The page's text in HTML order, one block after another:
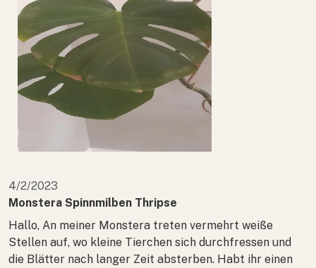
4/2/2023
Monstera Spinnmilben Thripse
Hallo, An meiner Monstera treten vermehrt weiße
Stellen auf, wo kleine Tierchen sich durchfressen und
die Blätter nach langer Zeit absterben. Habt ihr einen